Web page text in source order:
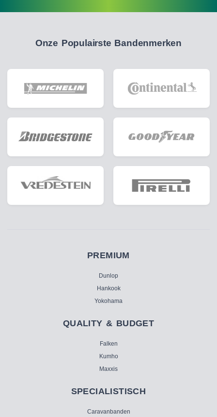
Onze Populairste Bandenmerken
PREMIUM
Dunlop
Hankook
Yokohama
QUALITY & BUDGET
Falken
Kumho
Maxxis
SPECIALISTISCH
Caravanbanden